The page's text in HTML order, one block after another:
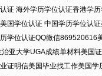
证 海外学历学位认证香港学
国学位认证 中国学历学位认
学位认证QQ微信869520616
亚大学UGA成绩单材料美国
证明信美国毕业找工作美国学